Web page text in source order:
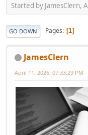
Started by JamesClern,
GO DOWN Pages 1
JamesClern
April 11, 2026, 07:33:29 PM